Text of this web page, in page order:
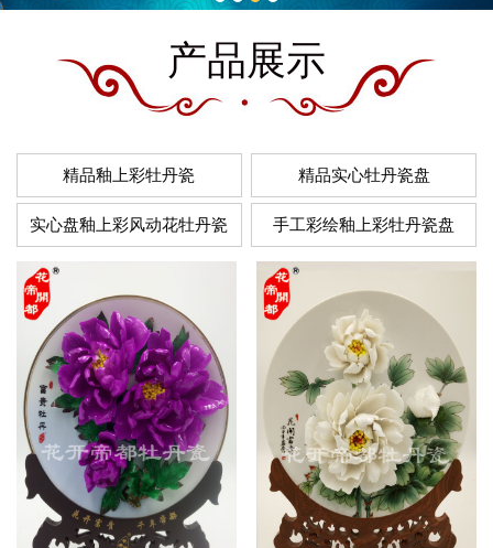
产品展示
精品釉上彩牡丹瓷 精品实心牡丹瓷盘
实心盘釉上彩风动花牡丹瓷 手工彩绘釉上彩牡丹瓷盘